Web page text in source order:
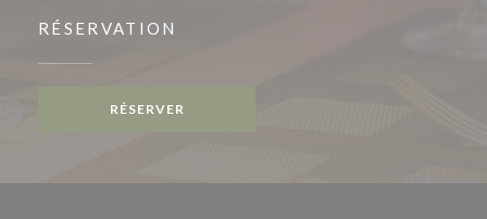
RÉSERVATION
RÉSERVER